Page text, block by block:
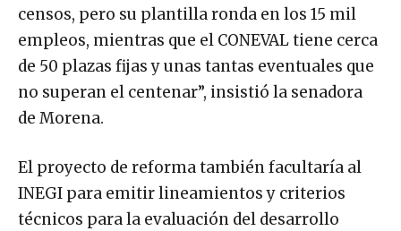
censos, pero su plantilla ronda en los 15 mil
empleos, mientras que el CONEVAL tiene cerca
de 50 plazas fijas y unas tantas eventuales que
no superan el centenar”, insistió la senadora
de Morena.
El proyecto de reforma también facultaría al
INEGI para emitir lineamientos y criterios
técnicos para la evaluación del desarrollo